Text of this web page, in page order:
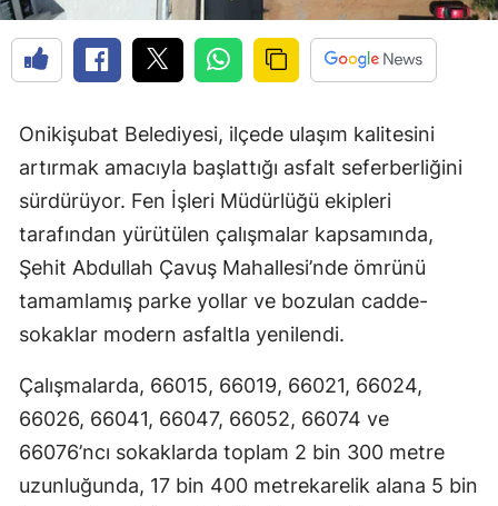
Onikişubat Belediyesi, ilçede ulaşım kalitesini
artırmak amacıyla başlattığı asfalt seferberliğini
sürdürüyor. Fen İşleri Müdürlüğü ekipleri
tarafından yürütülen çalışmalar kapsamında,
Şehit Abdullah Çavuş Mahallesi’nde ömrünü
tamamlamış parke yollar ve bozulan cadde-
sokaklar modern asfaltla yenilendi.
Çalışmalarda, 66015, 66019, 66021, 66024,
66026, 66041, 66047, 66052, 66074 ve
66076’ncı sokaklarda toplam 2 bin 300 metre
uzunluğunda, 17 bin 400 metrekarelik alana 5 bin